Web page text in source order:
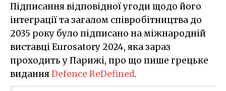
Підписання відповідної угоди щодо його
інтеграції та загалом співробітництва до
2035 року було підписано на міжнародній
виставці Eurosatory 2024, яка зараз
проходить у Парижі, про що пише грецьке
виданняDefence ReDefined.